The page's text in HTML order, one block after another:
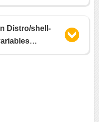
Distro/shell-